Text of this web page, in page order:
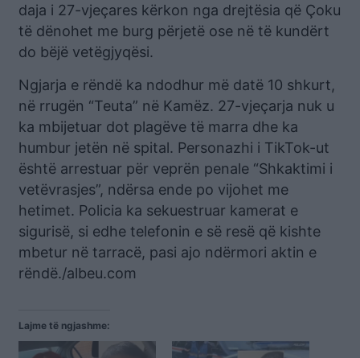
daja i 27-vjeçares kërkon nga drejtësia që Çoku
të dënohet me burg përjetë ose në të kundërt
do bëjë vetëgjyqësi.
Ngjarja e rëndë ka ndodhur më datë 10 shkurt,
në rrugën “Teuta” në Kamëz. 27-vjeçarja nuk u
ka mbijetuar dot plagëve të marra dhe ka
humbur jetën në spital. Personazhi i TikTok-ut
është arrestuar për veprën penale “Shkaktimi i
vetëvrasjes”, ndërsa ende po vijohet me
hetimet. Policia ka sekuestruar kamerat e
sigurisë, si edhe telefonin e së resë që kishte
mbetur në tarracë, pasi ajo ndërmori aktin e
rëndë./albeu.com
Lajme të ngjashme: